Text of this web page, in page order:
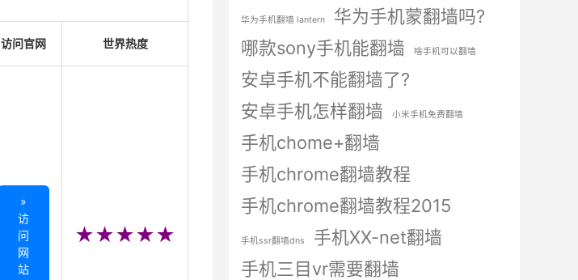
访问官网 世界热度
»
访
问
网
站
★★★★★
华为手机翻墙 lantern
华为手机蒙翻墙吗?
哪款sony手机能翻墙
啥手机可以翻墙
安卓手机不能翻墙了?
安卓手机怎样翻墙
小米手机免费翻墙
手机chome+翻墙
手机chrome翻墙教程
手机chrome翻墙教程2015
手机ssr翻墙dns
手机XX-net翻墙
手机三目vr需要翻墙